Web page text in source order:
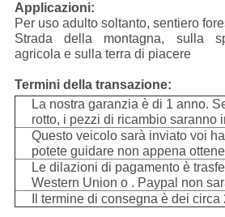
Applicazioni:
Per uso adulto soltanto, sentiero
Strada della montagna, sulla
agricola e sulla terra di piacere
Termini della transazione:
La nostra garanzia è di 1 anno.
rotto, i pezzi di ricambio saranno
Questo veicolo sarà inviato voi
potete guidare non appena
Le dilazioni di pagamento è
Western Union o . Paypal non
Il termine di consegna è dei circa